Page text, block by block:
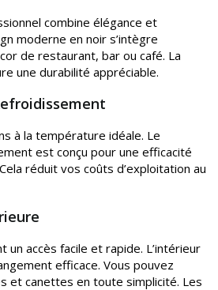
combine élégance et
moderne en noir s’intègre
de restaurant, bar ou café. La
une durabilité appréciable.
à la température idéale. Le
est conçu pour une efficacité
réduit vos coûts d’exploitation au
accès facile et rapide. L’intérieur
efficace. Vous pouvez
et canettes en toute simplicité. Les